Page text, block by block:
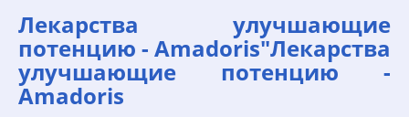
Лекарства улучшающие
потенцию - Amadoris"Лекарства
улучшающие потенцию -
Amadoris